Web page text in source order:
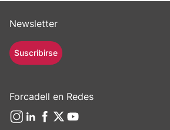
Newsletter
Suscribirse
Forcadell en Redes